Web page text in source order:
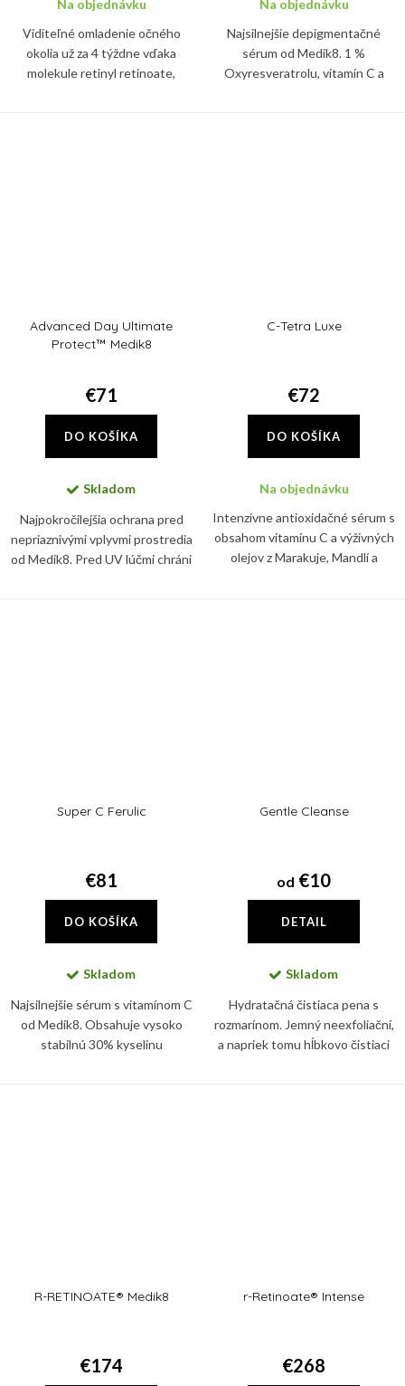
Na objednávku
Viditeľné omladenie očného
okolia už za 4 týždne vďaka
molekule retinyl retinoate,
Na objednávku
Najsilnejšie depigmentačné
sérum od Medik8. 1 %
Oxyresveratrolu, vitamín C a
Advanced Day Ultimate
Protect™ Medik8
€71
DO KOŠÍKA
Skladom
Najpokročilejšia ochrana pred
nepriaznivými vplyvmi prostredia
od Medik8. Pred UV lúčmi chráni
C-Tetra Luxe
€72
DO KOŠÍKA
Na objednávku
Intenzívne antioxidačné sérum s
obsahom vitamínu C a výživných
olejov z Marakuje, Mandlí a
Super C Ferulic
€81
DO KOŠÍKA
Skladom
Najsilnejšie sérum s vitamínom C
od Medik8. Obsahuje vysoko
stabilnú 30% kyselinu
Gentle Cleanse
od €10
DETAIL
Skladom
Hydratačná čistiaca pena s
rozmarínom. Jemný neexfoliační,
a napriek tomu hĺbkovo čistiaci
R-RETINOATE® Medik8
€174
r-Retinoate® Intense
€268